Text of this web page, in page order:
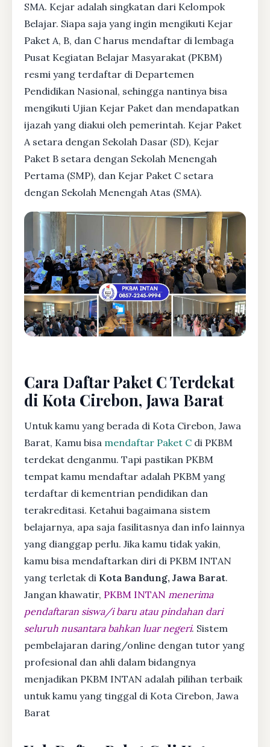
SMA. Kejar adalah singkatan dari Kelompok
Belajar. Siapa saja yang ingin mengikuti Kejar
Paket A, B, dan C harus mendaftar di lembaga
Pusat Kegiatan Belajar Masyarakat (PKBM)
resmi yang terdaftar di Departemen
Pendidikan Nasional, sehingga nantinya bisa
mengikuti Ujian Kejar Paket dan mendapatkan
ijazah yang diakui oleh pemerintah. Kejar Paket
A setara dengan Sekolah Dasar (SD), Kejar
Paket B setara dengan Sekolah Menengah
Pertama (SMP), dan Kejar Paket C setara
dengan Sekolah Menengah Atas (SMA).
Cara Daftar Paket C Terdekat
di Kota Cirebon, Jawa Barat
Untuk kamu yang berada di Kota Cirebon, Jawa
Barat, Kamu bisa mendaftar Paket C di PKBM
terdekat denganmu. Tapi pastikan PKBM
tempat kamu mendaftar adalah PKBM yang
terdaftar di kementrian pendidikan dan
terakreditasi. Ketahui bagaimana sistem
belajarnya, apa saja fasilitasnya dan info lainnya
yang dianggap perlu. Jika kamu tidak yakin,
kamu bisa mendaftarkan diri di PKBM INTAN
yang terletak di Kota Bandung, Jawa Barat.
Jangan khawatir, PKBM INTAN menerima
pendaftaran siswa/i baru atau pindahan dari
seluruh nusantara bahkan luar negeri. Sistem
pembelajaran daring/online dengan tutor yang
profesional dan ahli dalam bidangnya
menjadikan PKBM INTAN adalah pilihan terbaik
untuk kamu yang tinggal di Kota Cirebon, Jawa
Barat